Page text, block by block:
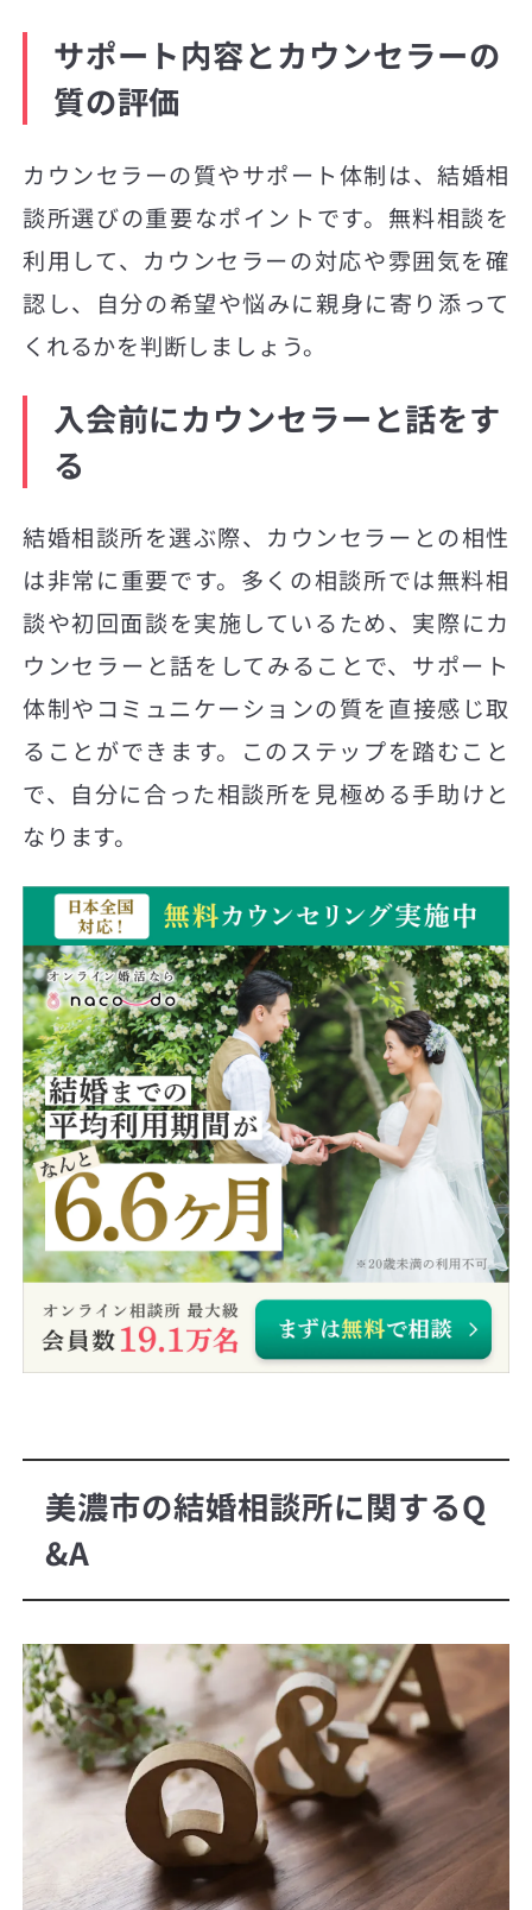
サポート内容とカウンセラーの
質の評価
カウンセラーの質やサポート体制は、結婚相
談所選びの重要なポイントです。無料相談を
利用して、カウンセラーの対応や雰囲気を確
認し、自分の希望や悩みに親身に寄り添って
くれるかを判断しましょう。
入会前にカウンセラーと話をす
る
結婚相談所を選ぶ際、カウンセラーとの相性
は非常に重要です。多くの相談所では無料相
談や初回面談を実施しているため、実際にカ
ウンセラーと話をしてみることで、サポート
体制やコミュニケーションの質を直接感じ取
ることができます。このステップを踏むこと
で、自分に合った相談所を見極める手助けと
なります。
美濃市の結婚相談所に関するQ
&A